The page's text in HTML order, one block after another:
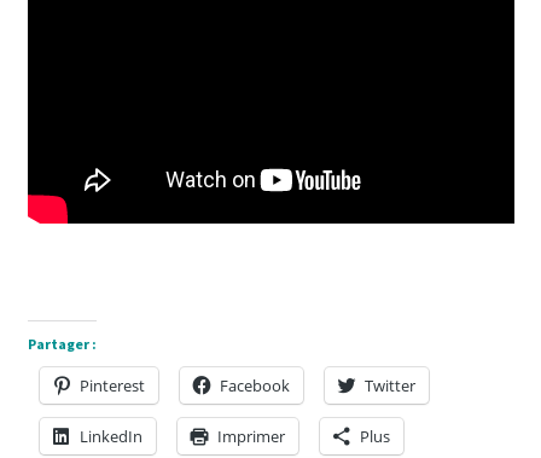
Partager :
Pinterest Facebook Twitter
LinkedIn Imprimer Plus